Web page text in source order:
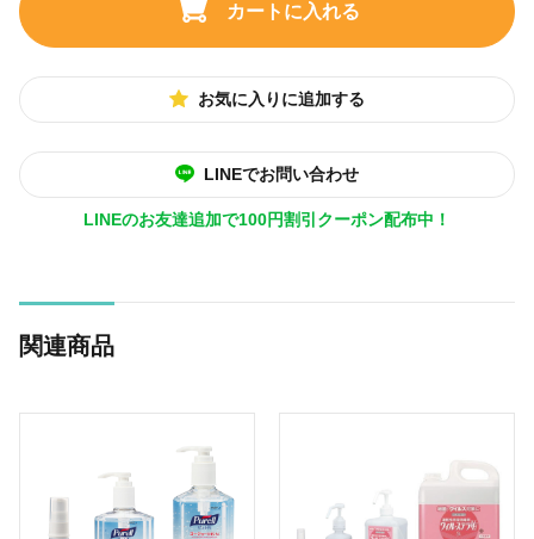
カートに入れる
お気に入りに追加する
LINEでお問い合わせ
LINEのお友達追加で100円割引クーポン配布中！
関連商品